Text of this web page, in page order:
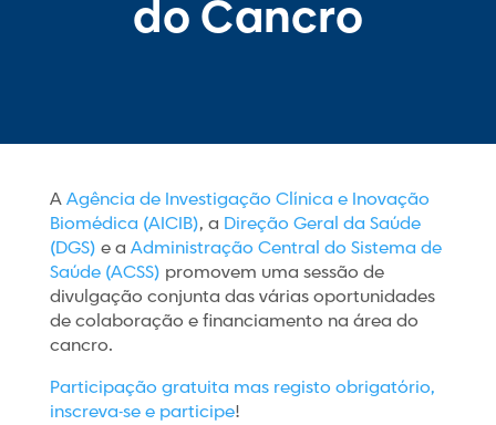
do Cancro
AAgência de Investigação Clínica e Inovação
Biomédica (AICIB), a Direção Geral da Saúde
(DGS) e a Administração Central do Sistema de
Saúde (ACSS) promovem uma sessão de
divulgação conjunta das várias oportunidades
de colaboração e financiamento na área do
cancro.
Participação gratuita mas registo obrigatório,
inscreva-se e participe!